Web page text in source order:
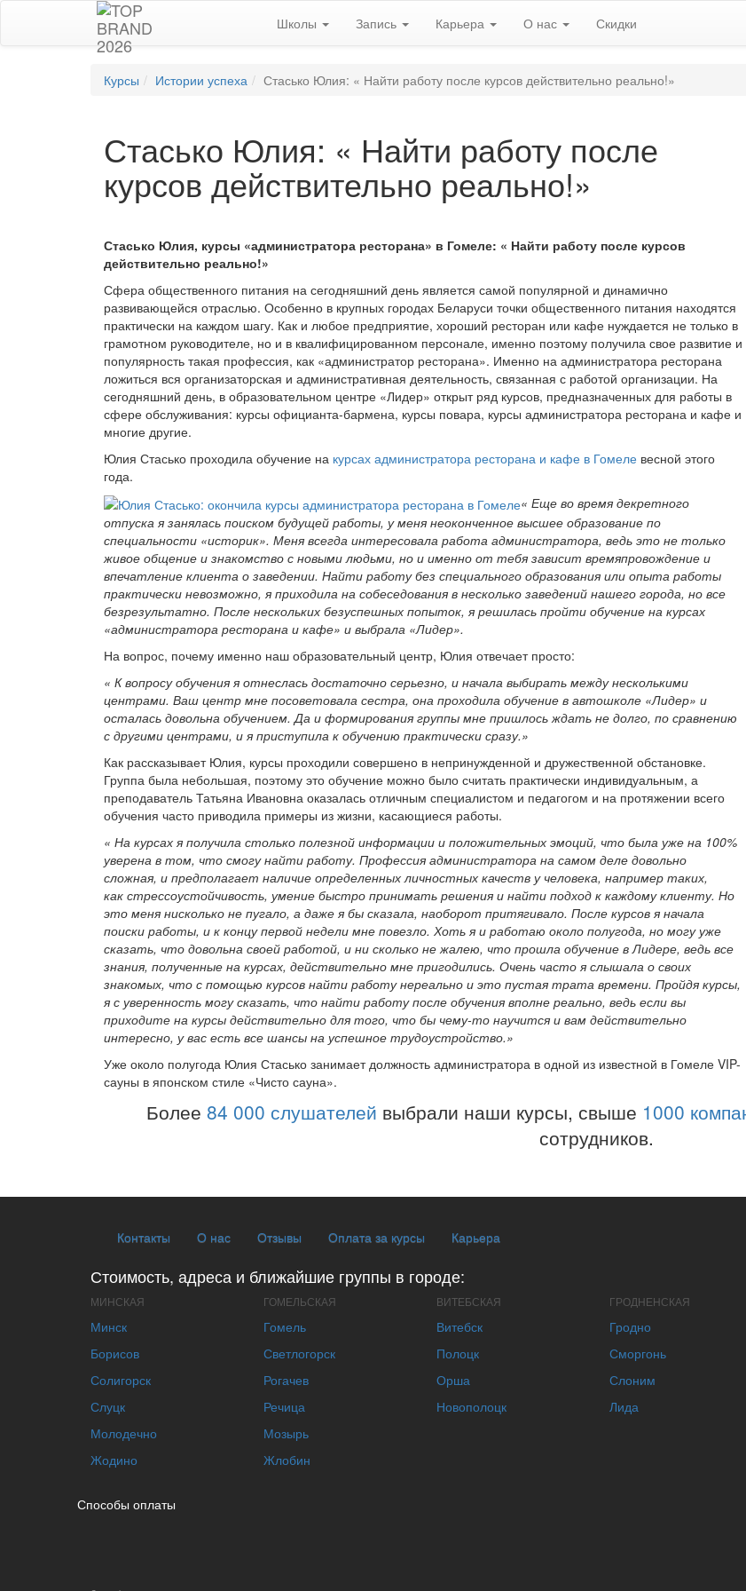
Школы Запись Карьера О нас Скидки
Курсы Истории успеха Стасько Юлия: « Найти работу после курсов действительно реально!»
Стасько Юлия: « Найти работу после
курсов действительно реально!»
Стасько Юлия, курсы «администратора ресторана» в Гомеле: « Найти работу после курсов
действительно реально!»
Сфера общественного питания на сегодняшний день является самой популярной и динамично
развивающейся отраслью. Особенно в крупных городах Беларуси точки общественного питания находятся
практически на каждом шагу. Как и любое предприятие, хороший ресторан или кафе нуждается не только в
грамотном руководителе, но и в квалифицированном персонале, именно поэтому получила свое развитие и
популярность такая профессия, как «администратор ресторана». Именно на администратора ресторана
ложиться вся организаторская и административная деятельность, связанная с работой организации. На
сегодняшний день, в образовательном центре «Лидер» открыт ряд курсов, предназначенных для работы в
сфере обслуживания: курсы официанта-бармена, курсы повара, курсы администратора ресторана и кафе и
многие другие.
Юлия Стасько проходила обучение на курсах администратора ресторана и кафе в Гомеле весной этого
года.
« Еще во время декретного
отпуска я занялась поиском будущей работы, у меня неоконченное высшее образование по
специальности «историк». Меня всегда интересовала работа администратора, ведь это не только
живое общение и знакомство с новыми людьми, но и именно от тебя зависит времяпровождение и
впечатление клиента о заведении. Найти работу без специального образования или опыта работы
практически невозможно, я приходила на собеседования в несколько заведений нашего города, но все
безрезультатно. После нескольких безуспешных попыток, я решилась пройти обучение на курсах
«администратора ресторана и кафе» и выбрала «Лидер».
На вопрос, почему именно наш образовательный центр, Юлия отвечает просто:
« К вопросу обучения я отнеслась достаточно серьезно, и начала выбирать между несколькими
центрами. Ваш центр мне посоветовала сестра, она проходила обучение в автошколе «Лидер» и
осталась довольна обучением. Да и формирования группы мне пришлось ждать не долго, по сравнению
с другими центрами, и я приступила к обучению практически сразу.»
Как рассказывает Юлия, курсы проходили совершено в непринужденной и дружественной обстановке.
Группа была небольшая, поэтому это обучение можно было считать практически индивидуальным, а
преподаватель Татьяна Ивановна оказалась отличным специалистом и педагогом и на протяжении всего
обучения часто приводила примеры из жизни, касающиеся работы.
« На курсах я получила столько полезной информации и положительных эмоций, что была уже на 100%
уверена в том, что смогу найти работу. Профессия администратора на самом деле довольно
сложная, и предполагает наличие определенных личностных качеств у человека, например таких,
как стрессоустойчивость, умение быстро принимать решения и найти подход к каждому клиенту. Но
это меня нисколько не пугало, а даже я бы сказала, наоборот притягивало. После курсов я начала
поиски работы, и к концу первой недели мне повезло. Хоть я и работаю около полугода, но могу уже
сказать, что довольна своей работой, и ни сколько не жалею, что прошла обучение в Лидере, ведь все
знания, полученные на курсах, действительно мне пригодились. Очень часто я слышала о своих
знакомых, что с помощью курсов найти работу нереально и это пустая трата времени. Пройдя курсы,
я с уверенность могу сказать, что найти работу после обучения вполне реально, ведь если вы
приходите на курсы действительно для того, что бы чему-то научится и вам действительно
интересно, у вас есть все шансы на успешное трудоустройство.»
Уже около полугода Юлия Стасько занимает должность администратора в одной из известной в Гомеле VIP-
сауны в японском стиле «Чисто сауна».
Более 84 000 слушателей выбрали наши курсы, свыше 1000
сотрудников.
Контакты О нас Отзывы Оплата за курсы Карьера
Стоимость, адреса и ближайшие группы в городе:
МИНСКАЯ
Минск
Борисов
Солигорск
Слуцк
Молодечно
Жодино
ГОМЕЛЬСКАЯ
Гомель
Светлогорск
Рогачев
Речица
Мозырь
Жлобин
ВИТЕБСКАЯ
Витебск
Полоцк
Орша
Новополоцк
ГРОДНЕНСКАЯ
Гродно
Сморгонь
Слоним
Лида
Способы оплаты